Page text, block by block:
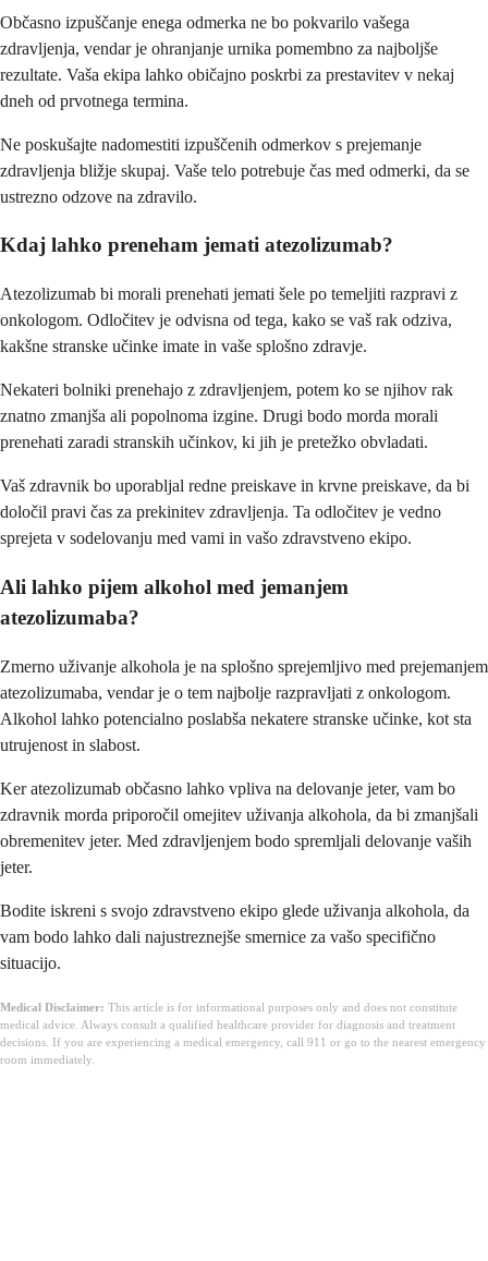
Občasno izpuščanje enega odmerka ne bo pokvarilo vašega
zdravljenja, vendar je ohranjanje urnika pomembno za najboljše
rezultate. Vaša ekipa lahko običajno poskrbi za prestavitev v nekaj
dneh od prvotnega termina.
Ne poskušajte nadomestiti izpuščenih odmerkov s prejemanje
zdravljenja bližje skupaj. Vaše telo potrebuje čas med odmerki, da se
ustrezno odzove na zdravilo.
Kdaj lahko preneham jemati atezolizumab?
Atezolizumab bi morali prenehati jemati šele po temeljiti razpravi z
onkologom. Odločitev je odvisna od tega, kako se vaš rak odziva,
kakšne stranske učinke imate in vaše splošno zdravje.
Nekateri bolniki prenehajo z zdravljenjem, potem ko se njihov rak
znatno zmanjša ali popolnoma izgine. Drugi bodo morda morali
prenehati zaradi stranskih učinkov, ki jih je pretežko obvladati.
Vaš zdravnik bo uporabljal redne preiskave in krvne preiskave, da bi
določil pravi čas za prekinitev zdravljenja. Ta odločitev je vedno
sprejeta v sodelovanju med vami in vašo zdravstveno ekipo.
Ali lahko pijem alkohol med jemanjem
atezolizumaba?
Zmerno uživanje alkohola je na splošno sprejemljivo med prejemanjem
atezolizumaba, vendar je o tem najbolje razpravljati z onkologom.
Alkohol lahko potencialno poslabša nekatere stranske učinke, kot sta
utrujenost in slabost.
Ker atezolizumab občasno lahko vpliva na delovanje jeter, vam bo
zdravnik morda priporočil omejitev uživanja alkohola, da bi zmanjšali
obremenitev jeter. Med zdravljenjem bodo spremljali delovanje vaših
jeter.
Bodite iskreni s svojo zdravstveno ekipo glede uživanja alkohola, da
vam bodo lahko dali najustreznejše smernice za vašo specifično
situacijo.
Medical Disclaimer: This article is for informational purposes only and does not constitute
medical advice. Always consult a qualified healthcare provider for diagnosis and treatment
decisions. If you are experiencing a medical emergency, call 911 or go to the nearest emergency
room immediately.